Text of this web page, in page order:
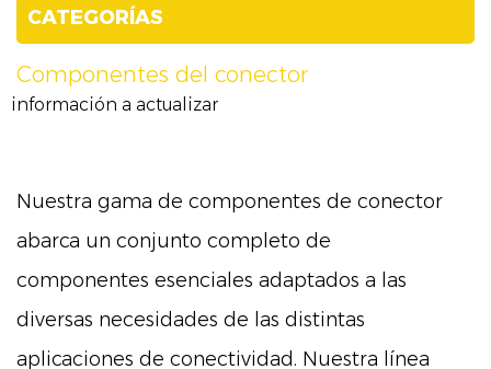
CATEGORÍAS
Componentes del conector
información a actualizar
Nuestra gama de componentes de conector
abarca un conjunto completo de
componentes esenciales adaptados a las
diversas necesidades de las distintas
aplicaciones de conectividad. Nuestra línea